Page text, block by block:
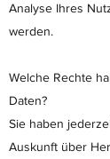
Analyse Ihres
werden.
Welche Rechte
Daten?
Sie haben
Auskunft über